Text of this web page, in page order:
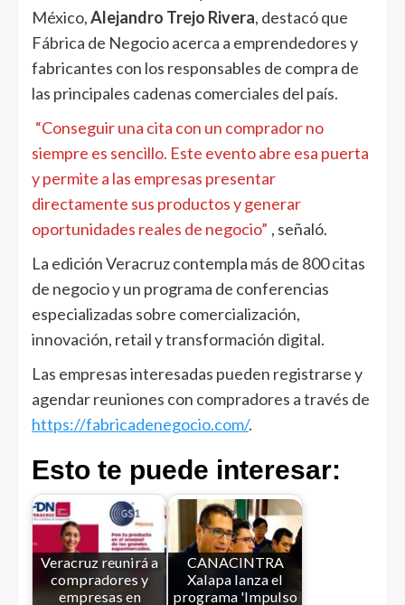
México,Alejandro Trejo Rivera, destacó que
Fábrica de Negocio acerca a emprendedores y
fabricantes con los responsables de compra de
las principales cadenas comerciales del país.
“Conseguir una cita con un comprador no
siempre es sencillo. Este evento abre esa puerta
y permite a las empresas presentar
directamente sus productos y generar
oportunidades reales de negocio” , señaló.
La edición Veracruz contempla más de 800 citas
de negocio y un programa de conferencias
especializadas sobre comercialización,
innovación, retail y transformación digital.
Las empresas interesadas pueden registrarse y
agendar reuniones con compradores a través de
https://fabricadenegocio.com/.
Esto te puede interesar:
Veracruz reunirá a
compradores y
empresas en
CANACINTRA
Xalapa lanza el
programa 'Impulso